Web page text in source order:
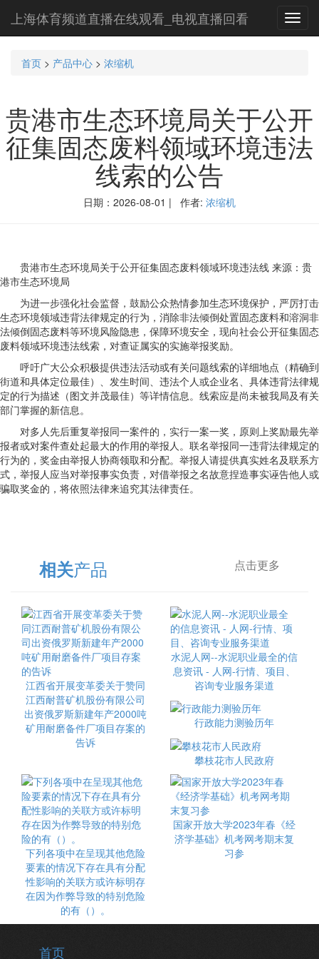
上海体育频道直播在线观看_电视直播回看
首页 > 产品中心 > 浓缩机
贵港市生态环境局关于公开
征集固态废料领域环境违法
线索的公告
日期：2026-08-01 | 作者: 浓缩机
贵港市生态环境局关于公开征集固态废料领域环境违法线 来源：贵
港市生态环境局
为进一步强化社会监督，鼓励公众热情参加生态环境保护，严厉打击
生态环境领域违背法律规定的行为，消除非法倾倒处置固态废料和溶洞非
法倾倒固态废料等环境风险隐患，保障环境安全，现向社会公开征集固态
废料领域环境违法线索，对查证属实的实施举报奖励。
呼吁广大公众积极提供违法活动或有关问题线索的详细地点（精确到
街道和具体定位最佳）、发生时间、违法个人或企业名、具体违背法律规
定的行为描述（图文并茂最佳）等详情信息。线索应是尚未被我局及有关
部门掌握的新信息。
对多人先后重复举报同一案件的，实行一案一奖，原则上奖励最先举
报者或对案件查处起最大的作用的举报人。联名举报同一违背法律规定的
行为的，奖金由举报人协商领取和分配。举报人请提供真实姓名及联系方
式，举报人应当对举报事实负责，对借举报之名故意捏造事实诬告他人或
骗取奖金的，将依照法律来追究其法律责任。
相关产品 点击更多
江西省开展变革委关于赞同
江西耐普矿机股份有限公司
出资俄罗斯新建年产2000吨
矿用耐磨备件厂项目存案的
告诉
水泥人网--水泥职业最全的信
息资讯 - 人网-行情、项目、
咨询专业服务渠道
行政能力测验历年
攀枝花市人民政府
下列各项中在呈现其他危险
要素的情况下存在具有分配
性影响的关联方或许标明存
在因为作弊导致的特别危险
的有（）。
国家开放大学2023年春《经
济学基础》机考网考期末复
习参
首页